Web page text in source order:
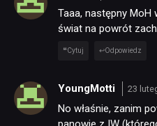
Taaa, następny MoH
świat na powrót
Cytuj Odpowiedz
YoungMotti 23
No właśnie, zanim